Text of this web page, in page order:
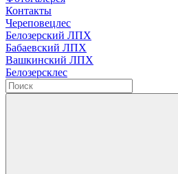
Контакты
Череповецлес
Белозерский ЛПХ
Бабаевский ЛПХ
Вашкинский ЛПХ
Белозерсклес